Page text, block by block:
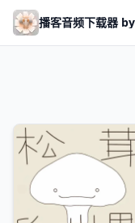
Skip to main content
播客音频下载器